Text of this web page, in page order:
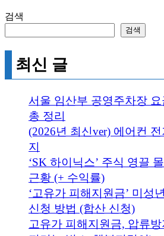
검색
검색
최신 글
서울 임산부 공영주차장
총 정리
(2026년 최신ver) 에어컨
지
‘SK 하이닉스’ 주식 영끌
근황 (+ 수익률)
‘고유가 피해지원금’ 미성
신청 방법 (합산 신청)
고유가 피해지원금, 압류